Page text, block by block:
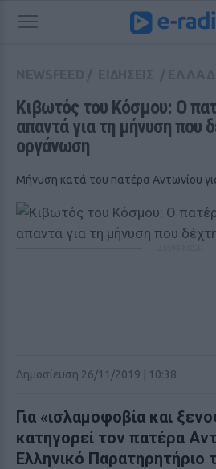
Κιβωτός του Κόσμου: Ο
απαντά για τη μήνυση που
οργάνωση
Μήνυση κατά του πατέρα Αντωνίου
Δημοσίευση 26/11/2019 | 10:38
Για «ισλαμοφοβία και
κατηγορεί τον πατέρα
Ελληνικό